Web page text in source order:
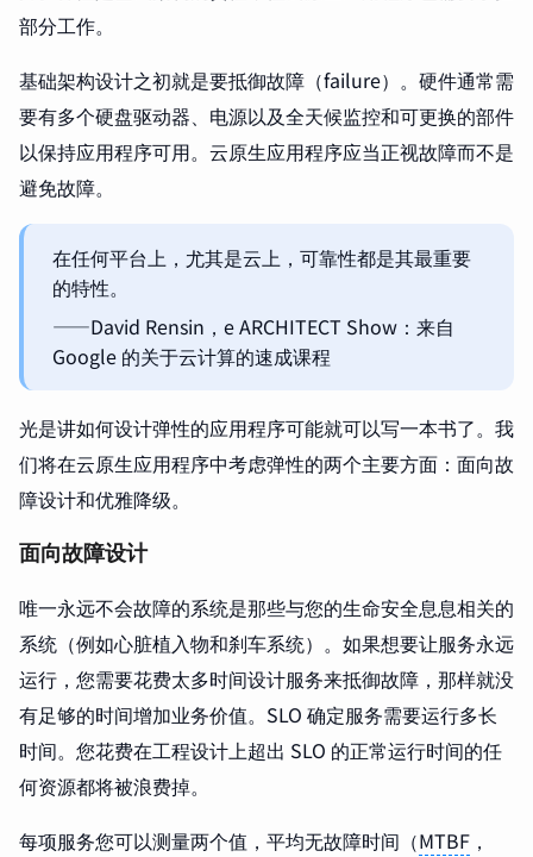
部分工作。
基础架构设计之初就是要抵御故障（failure）。硬件通常需
要有多个硬盘驱动器、电源以及全天候监控和可更换的部件
以保持应用程序可用。云原生应用程序应当正视故障而不是
避免故障。
在任何平台上，尤其是云上，可靠性都是其最重要
的特性。
——David Rensin，e ARCHITECT Show：来自
Google 的关于云计算的速成课程
光是讲如何设计弹性的应用程序可能就可以写一本书了。我
们将在云原生应用程序中考虑弹性的两个主要方面：面向故
障设计和优雅降级。
面向故障设计
唯一永远不会故障的系统是那些与您的生命安全息息相关的
系统（例如心脏植入物和刹车系统）。如果想要让服务永远
运行，您需要花费太多时间设计服务来抵御故障，那样就没
有足够的时间增加业务价值。SLO 确定服务需要运行多长
时间。您花费在工程设计上超出 SLO 的正常运行时间的任
何资源都将被浪费掉。
每项服务您可以测量两个值，平均无故障时间（MTBF ，